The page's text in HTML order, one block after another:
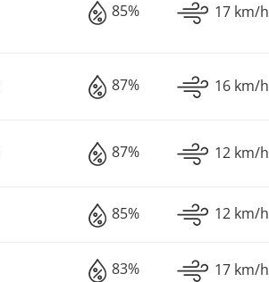
85% 17 km/h
87% 16 km/h
87% 12 km/h
85% 12 km/h
83% 17 km/h